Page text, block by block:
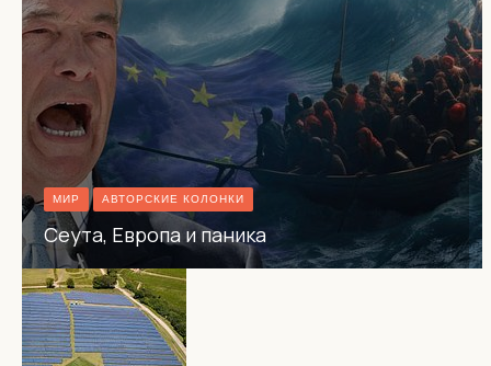
МИР АВТОРСКИЕ КОЛОНКИ
Сеута, Европа и паника